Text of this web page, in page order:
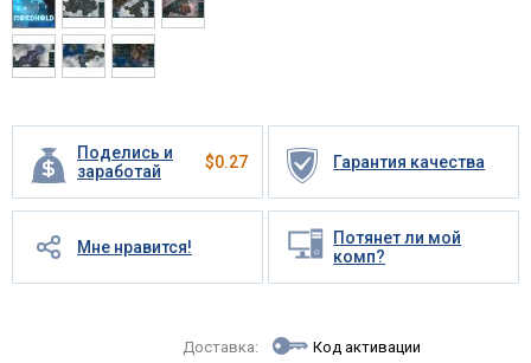
Поделись и
заработай
$0.27 Гарантия качества
Мне нравится!
Потянет ли мой
комп?
Доставка: Код активации